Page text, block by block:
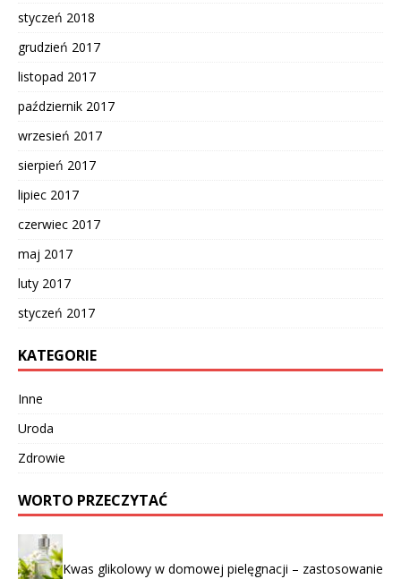
styczeń 2018
grudzień 2017
listopad 2017
październik 2017
wrzesień 2017
sierpień 2017
lipiec 2017
czerwiec 2017
maj 2017
luty 2017
styczeń 2017
KATEGORIE
Inne
Uroda
Zdrowie
WORTO PRZECZYTAĆ
Kwas glikolowy w domowej pielęgnacji – zastosowanie